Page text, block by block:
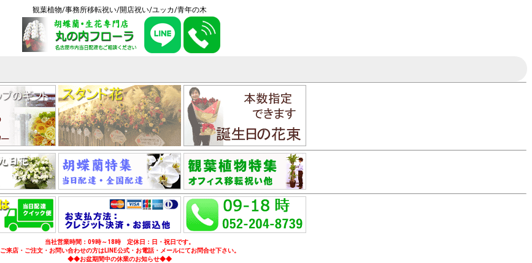
観葉植物/事務所移転祝い/開店祝い/ユッカ/青年の木
当社営業時間：09時～18時 定休日：日・祝日です。
ご来店・ご注文・お問い合わせの方はLINE公式・お電話・メールにてお問合せ下さい。
◆◆お盆期間中の休業のお知らせ◆◆